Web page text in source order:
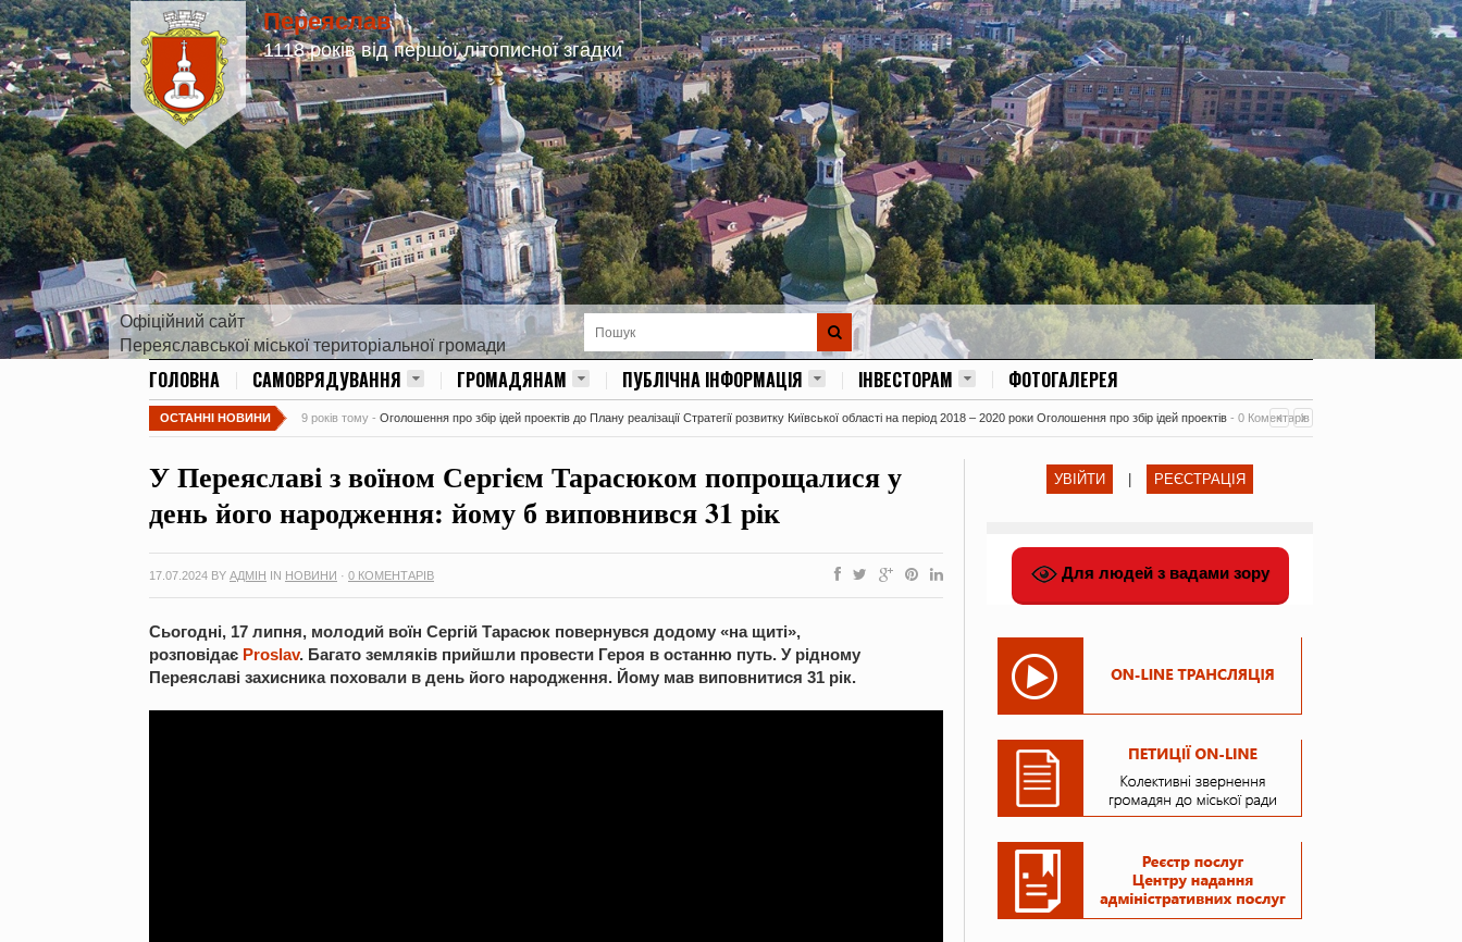
Переяслав
1118 років від першої літописної згадки
Офіційний сайт
Переяславської міської територіальної громади
ГОЛОВНА САМОВРЯДУВАННЯ ГРОМАДЯНАМ ПУБЛІЧНА ІНФОРМАЦІЯ ІНВЕСТОРАМ ФОТОГАЛЕРЕЯ
ОСТАННІ НОВИНИ 9 років тому - Оголошення про збір ідей проектів до Плану реалізації Стратегії розвитку Київської області на період 2018 – 2020 роки Оголошення про збір ідей проектів - 0 Коментарів
У Переяславі з воїном Сергієм Тарасюком попрощалися у
день його народження: йому б виповнився 31 рік
17.07.2024 BY АДМІН IN НОВИНИ · 0 КОМЕНТАРІВ
Сьогодні, 17 липня, молодий воїн Сергій Тарасюк повернувся додому «на щиті»,
розповідає Proslav. Багато земляків прийшли провести Героя в останню путь. У рідному
Переяславі захисника поховали в день його народження. Йому мав виповнитися 31 рік.
УВІЙТИ РЕЄСТРАЦІЯ
Для людей з вадами зору